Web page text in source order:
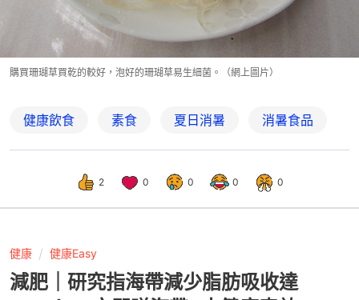
購買珊瑚草買乾的較好，泡好的珊瑚草易生細菌。（網上圖片）
健康飲食 素食 夏日消暑 消暑食品
2 0 0 0 0
健康 健康Easy
減肥｜研究指海帶減少脂肪吸收達